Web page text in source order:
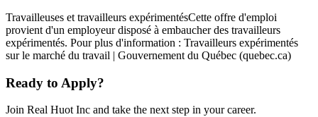
Travailleuses et travailleurs expérimentésCette offre d'emploi
provient d'un employeur disposé à embaucher des travailleurs
expérimentés. Pour plus d'information : Travailleurs expérimentés
sur le marché du travail | Gouvernement du Québec (quebec.ca)
Ready to Apply?
Join Real Huot Inc and take the next step in your career.